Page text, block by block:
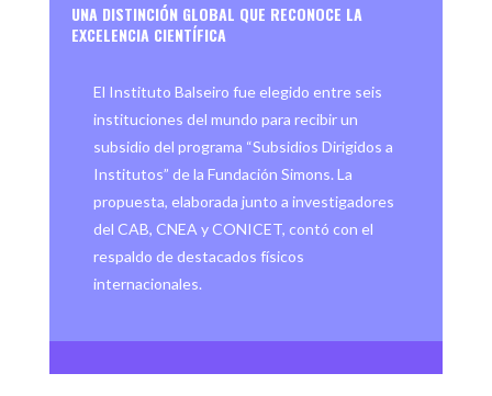
UNA DISTINCIÓN GLOBAL QUE RECONOCE LA
EXCELENCIA CIENTÍFICA
El Instituto Balseiro fue elegido entre seis
instituciones del mundo para recibir un
subsidio del programa “Subsidios Dirigidos a
Institutos” de la Fundación Simons. La
propuesta, elaborada junto a investigadores
del CAB, CNEA y CONICET, contó con el
respaldo de destacados físicos
internacionales.